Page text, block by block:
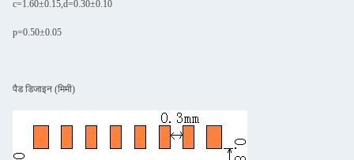
c=1.60±0.15,d=0.30±0.10
p=0.50±0.05
पैड डिजाइन (मिमी)